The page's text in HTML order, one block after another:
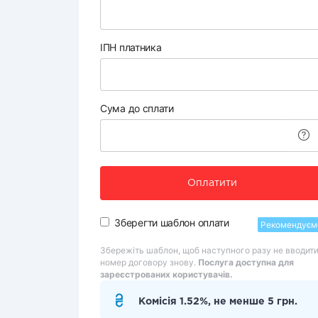
ІПН платника
Сума до сплати
Оплатити
Зберегти шаблон оплати
Збережіть шаблон, щоб наступного разу не вводити
номер договору знову. Послуга доступна для
зареєстрованих користувачів.
Комісія 1.52%, не менше 5 грн.